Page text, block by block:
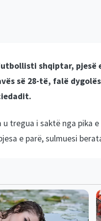
shqiptar,
së 28-të, falë
tregua i saktë nga pika
e parë, sulmuesi